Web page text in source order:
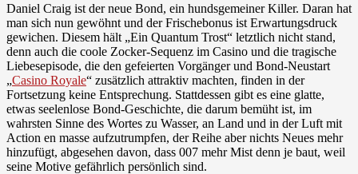
Daniel Craig ist der neue Bond, ein hundsgemeiner Killer. Daran hat
man sich nun gewöhnt und der Frischebonus ist Erwartungsdruck
gewichen. Diesem hält „Ein Quantum Trost“ letztlich nicht stand,
denn auch die coole Zocker-Sequenz im Casino und die tragische
Liebesepisode, die den gefeierten Vorgänger und Bond-Neustart
„Casino Royale“ zusätzlich attraktiv machten, finden in der
Fortsetzung keine Entsprechung. Stattdessen gibt es eine glatte,
etwas seelenlose Bond-Geschichte, die darum bemüht ist, im
wahrsten Sinne des Wortes zu Wasser, an Land und in der Luft mit
Action en masse aufzutrumpfen, der Reihe aber nichts Neues mehr
hinzufügt, abgesehen davon, dass 007 mehr Mist denn je baut, weil
seine Motive gefährlich persönlich sind.